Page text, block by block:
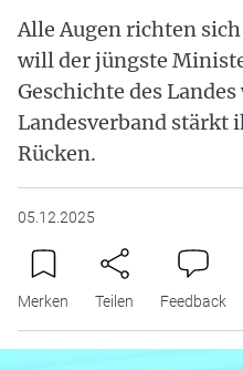
Alle Augen richten
will der jüngste
Geschichte des
Landesverband stärkt
Rücken.
05.12.2025
Merken Teilen Feedback